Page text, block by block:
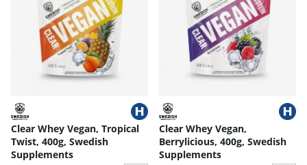
Clear Whey Vegan, Tropical
Twist, 400g, Swedish
Supplements
Clear Whey Vegan,
Berrylicious, 400g, Swedish
Supplements